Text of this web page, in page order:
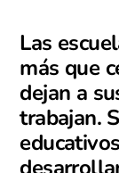
Las
más que
dejan a
trabajan.